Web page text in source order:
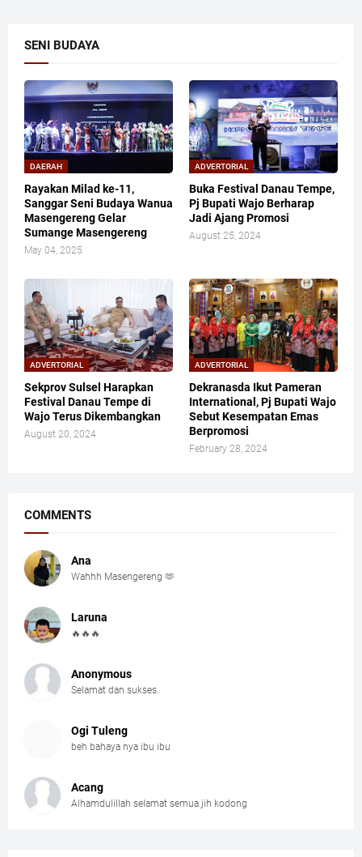
SENI BUDAYA
DAERAH
Rayakan Milad ke-11,
Sanggar Seni Budaya Wanua
Masengereng Gelar
Sumange Masengereng
May 04, 2025
ADVERTORIAL
Buka Festival Danau Tempe,
Pj Bupati Wajo Berharap
Jadi Ajang Promosi
August 25, 2024
ADVERTORIAL
Sekprov Sulsel Harapkan
Festival Danau Tempe di
Wajo Terus Dikembangkan
August 20, 2024
ADVERTORIAL
Dekranasda Ikut Pameran
International, Pj Bupati Wajo
Sebut Kesempatan Emas
Berpromosi
February 28, 2024
COMMENTS
Ana
Wahhh Masengereng 🫶
Laruna
🔥🔥🔥
Anonymous
Selamat dan sukses.
Ogi Tuleng
beh bahaya nya ibu ibu
Acang
Alhamdulillah selamat semua jih kodong